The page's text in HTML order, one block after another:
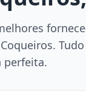
Monte
mesa
e cadeiras
perfeita.